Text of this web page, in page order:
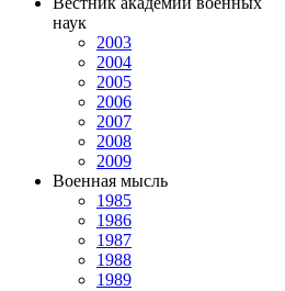
наук
2003
2004
2005
2006
2007
2008
2009
Военная мысль
1985
1986
1987
1988
1989